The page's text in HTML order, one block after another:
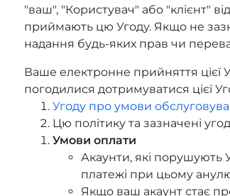
"ваш", "Користувач" або "клієнт"
приймають цю Угоду. Якщо не
надання будь-яких прав чи
Ваше електронне прийняття цієї
погодилися дотримуватися цієї
Угоду про умови
Цю політику та зазначені
Умови оплати
Акаунти, які порушують
платежі при цьому
Якщо ваш акаунт стає